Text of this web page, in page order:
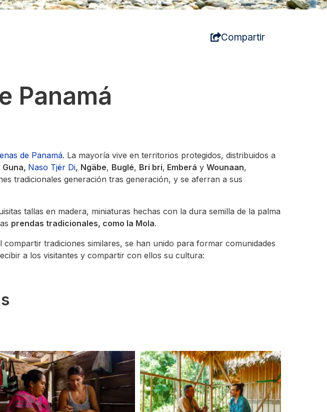
Compartir
Panamá
de Panamá. La mayoría vive en territorios protegidos, distribuidos a
Guna, Naso Tjër Di, Ngäbe, Buglé, Bri bri, Emberá y Wounaan,
tradicionales generación tras generación, y se aferran a sus
tallas en madera, miniaturas hechas con la dura semilla de la palma
prendas tradicionales, como la Mola.
compartir tradiciones similares, se han unido para formar comunidades
a los visitantes y compartir con ellos su cultura: